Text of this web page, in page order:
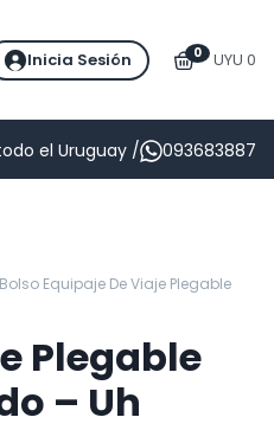
Inicia Sesión 0 UYU 0
el Uruguay / 093683887
Bolso Equipaje De Viaje Plegable
Plegable
– Uh